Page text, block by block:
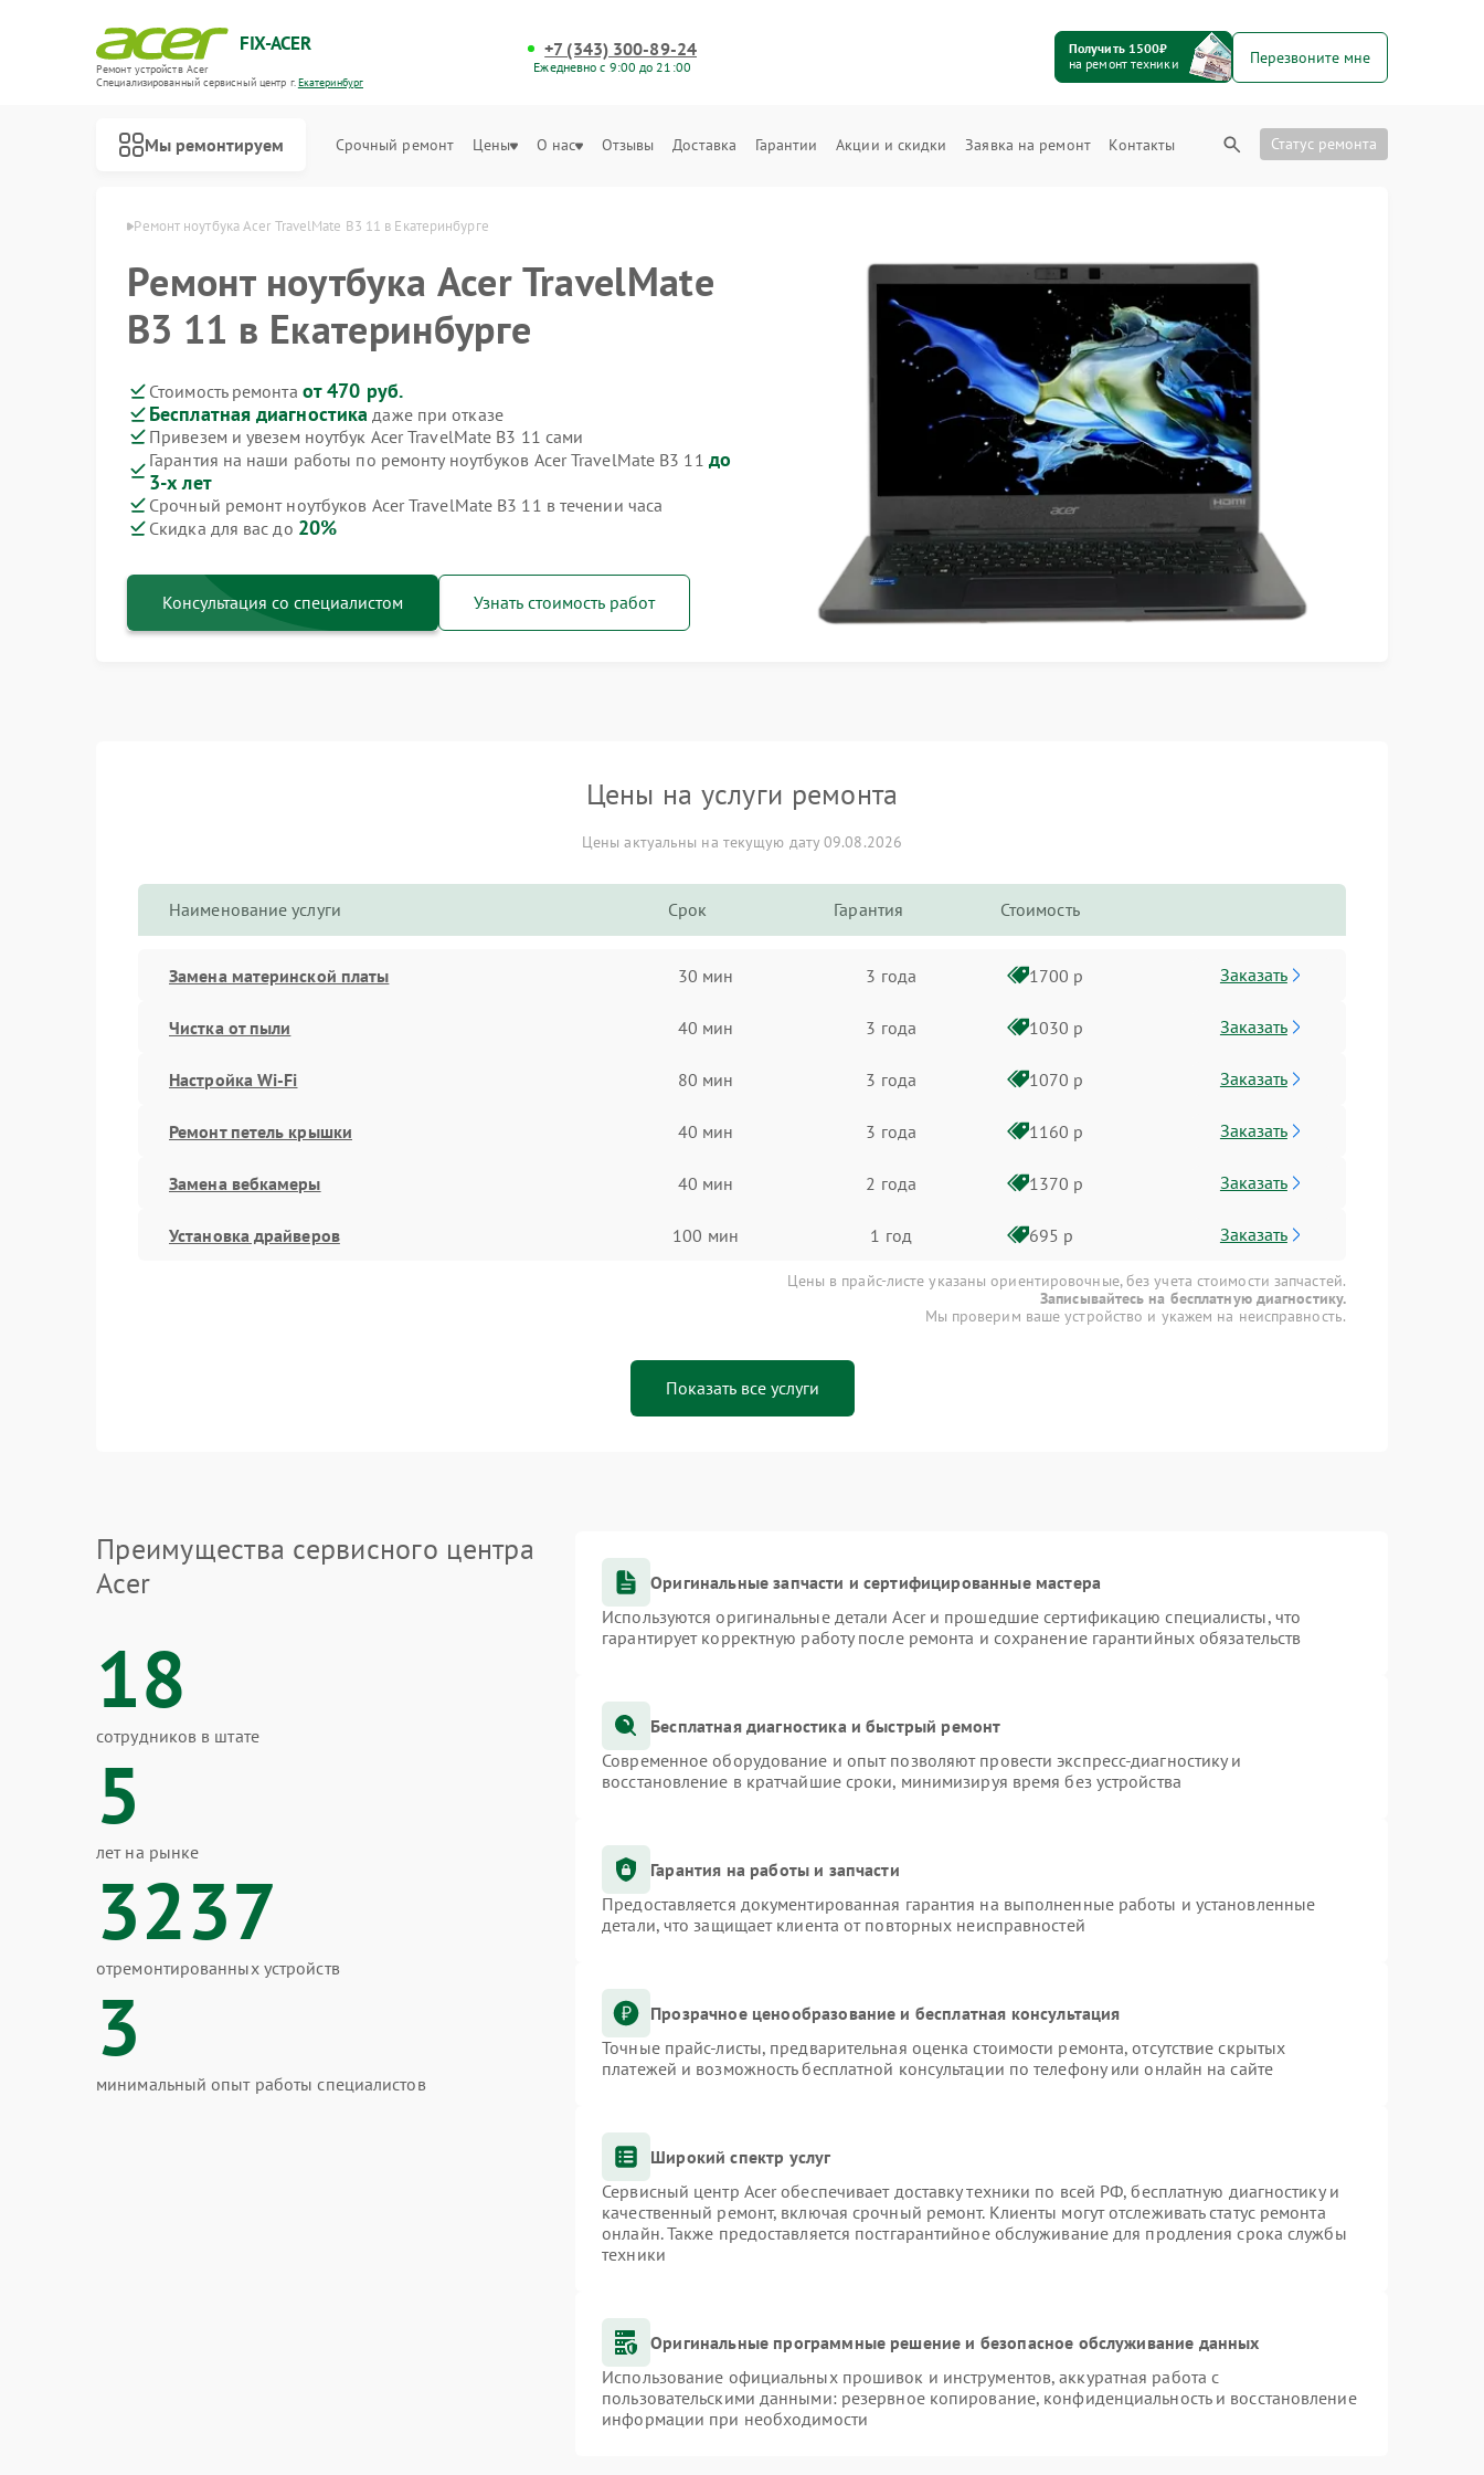
FIX-ACER
Ремонт устройств Acer
Специализированный cервисный центр г.Екатеринбург
+7 (343) 300-89-24
Ежедневно с 9:00 до 21:00
Получить 1500₽
на ремонт техники
Перезвоните мне
Мы ремонтируем Срочный ремонт Цены О нас Отзывы Доставка Гарантии Акции и скидки Заявка на ремонт Контакты Статус ремонта
в Екатеринбурге Ремонт ноутбука Acer TravelMate B3 11 в Екатеринбурге
Ремонт ноутбука Acer TravelMate
B3 11 в Екатеринбурге
Стоимость ремонта от 470 руб.
Бесплатная диагностика даже при отказе
Привезем и увезем ноутбук Acer TravelMate B3 11 сами
Гарантия на наши работы по ремонту ноутбуков Acer TravelMate B3 11 до
3-х лет
Срочный ремонт ноутбуков Acer TravelMate B3 11 в течении часа
Скидка для вас до 20%
Консультация со специалистом Узнать стоимость работ
Цены на услуги ремонта
Цены актуальны на текущую дату 09.08.2026
Наименование услуги Срок Гарантия Стоимость
Замена материнской платы 30 мин 3 года 1700 р Заказать
Чистка от пыли 40 мин 3 года 1030 р Заказать
Настройка Wi-Fi 80 мин 3 года 1070 р Заказать
Ремонт петель крышки 40 мин 3 года 1160 р Заказать
Замена вебкамеры 40 мин 2 года 1370 р Заказать
Установка драйверов 100 мин 1 год 695 р Заказать
Цены в прайс-листе указаны ориентировочные, без учета стоимости запчастей.
Записывайтесь на бесплатную диагностику.
Мы проверим ваше устройство и укажем на неисправность.
Показать все услуги
Преимущества сервисного центра
Acer
18
сотрудников в штате
5
лет на рынке
3237
отремонтированных устройств
3
минимальный опыт работы специалистов
Оригинальные запчасти и сертифицированные мастера
Используются оригинальные детали Acer и прошедшие сертификацию специалисты, что
гарантирует корректную работу после ремонта и сохранение гарантийных обязательств
Бесплатная диагностика и быстрый ремонт
Современное оборудование и опыт позволяют провести экспресс-диагностику и
восстановление в кратчайшие сроки, минимизируя время без устройства
Гарантия на работы и запчасти
Предоставляется документированная гарантия на выполненные работы и установленные
детали, что защищает клиента от повторных неисправностей
Прозрачное ценообразование и бесплатная консультация
Точные прайс-листы, предварительная оценка стоимости ремонта, отсутствие скрытых
платежей и возможность бесплатной консультации по телефону или онлайн на сайте
Широкий спектр услуг
Сервисный центр Acer обеспечивает доставку техники по всей РФ, бесплатную диагностику и
качественный ремонт, включая срочный ремонт. Клиенты могут отслеживать статус ремонта
онлайн. Также предоставляется постгарантийное обслуживание для продления срока службы
техники
Оригинальные программные решение и безопасное обслуживание данных
Использование официальных прошивок и инструментов, аккуратная работа с
пользовательскими данными: резервное копирование, конфиденциальность и восстановление
информации при необходимости